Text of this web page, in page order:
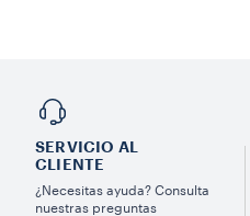
SERVICIO AL
CLIENTE
¿Necesitas ayuda? Consulta
nuestras preguntas